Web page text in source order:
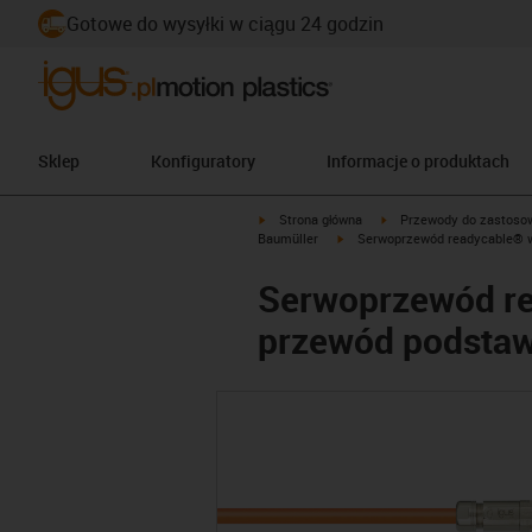
Gotowe do wysyłki w ciągu 24 godzin
Sklep Konfiguratory Informacje o produktach
igus-icon-arrow-right
Strona główna igus-icon-arrow-right
Przewody do
Baumüller
igus-icon-arrow-right
Serwoprzewód readycable®
Serwoprzewód
przewód